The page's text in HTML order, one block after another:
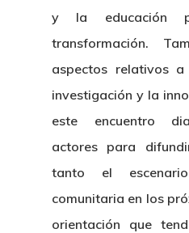
y la educación
transformación.
aspectos relativos
investigación y la
este encuentro
actores para
tanto el
comunitaria en los
orientación que